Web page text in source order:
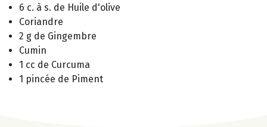
6 c. à s. de Huile d'olive
Coriandre
2 g de Gingembre
Cumin
1 cc de Curcuma
1 pincée de Piment